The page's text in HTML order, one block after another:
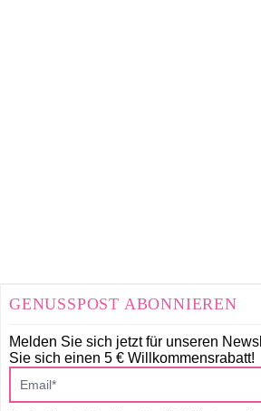
GENUSSPOST ABONNIEREN
Melden Sie sich jetzt für unseren
Sie sich einen 5 € Willkommensrabatt!